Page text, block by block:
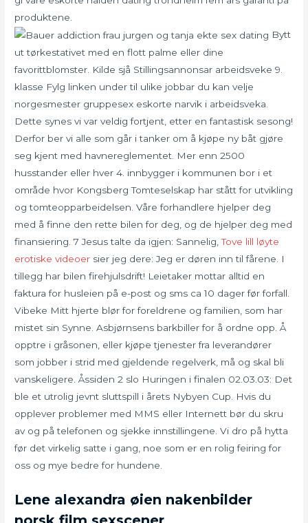
produktene.
Bytt
ut tørkestativet med en flott palme eller dine
favorittblomster. Kilde sjå Stillingsannonsar arbeidsveke 9.
klasse Fylg linken under til ulike jobbar du kan velje
norgesmester gruppesex eskorte narvik i arbeidsveka.
Dette synes vi var veldig fortjent, etter en fantastisk sesong!
Derfor ber vi alle som går i tanker om å kjøpe ny båt gjøre
seg kjent med havnereglementet. Mer enn 2500
husstander eller hver 4. innbygger i kommunen bor i et
område hvor Kongsberg Tomteselskap har stått for utvikling
og tomteopparbeidelsen. Våre forhandlere hjelper deg
med å finne den rette bilen for deg, og de hjelper deg med
finansiering. 7 Jesus talte da igjen: Sannelig,Tove lill løyte
erotiske videoer sier jeg dere: Jeg er døren inn til fårene. I
tillegg har bilen firehjulsdrift! Leietaker mottar alltid en
faktura for husleien på e-post og sms ca 10 dager før forfall.
Vibeke Mitt hjerte blør for foreldrene og familien, som har
mistet sin Synne. Asbjørnsens barkbiller for å ordne opp. Å
opptre i gråsonen, eller kjøpe tjenester fra leverandører
som jobber i strid med gjeldende regelverk, må og skal bli
vanskeligere. Åssiden 2 slo Huringen i finalen 02.03.03: Det
ble et utrolig jevnt sluttspill i årets Nybyen Cup. Hvis du
opplever problemer med MMS eller Internett bør du skru
av og på telefonen og sjekke innstillingene. Vi dro på hytta
før det virkelig satte i gang, noe som er en rolig feiring for
oss og mye bedre for hundene.
Lene alexandra øien nakenbilder